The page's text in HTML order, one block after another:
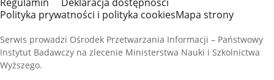
Polityka prywatności i polityka cookiesMapa strony
Serwis prowadzi Ośrodek Przetwarzania Informacji – Państwowy
Instytut Badawczy na zlecenie Ministerstwa Nauki i Szkolnictwa
Wyższego.